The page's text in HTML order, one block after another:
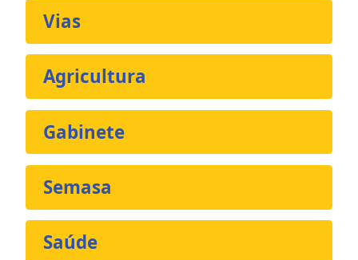
Vias
Agricultura
Gabinete
Semasa
Saúde